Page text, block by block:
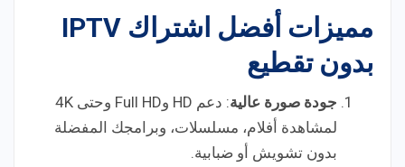
مميزات أفضل اشتراك IPTV
بدون تقطيع
جودة صورة عالية
: دعم HD وFull HD وحتى 4K
لمشاهدة أفلام، مسلسلات، وبرامجك المفضلة
بدون تشويش أو ضبابية.